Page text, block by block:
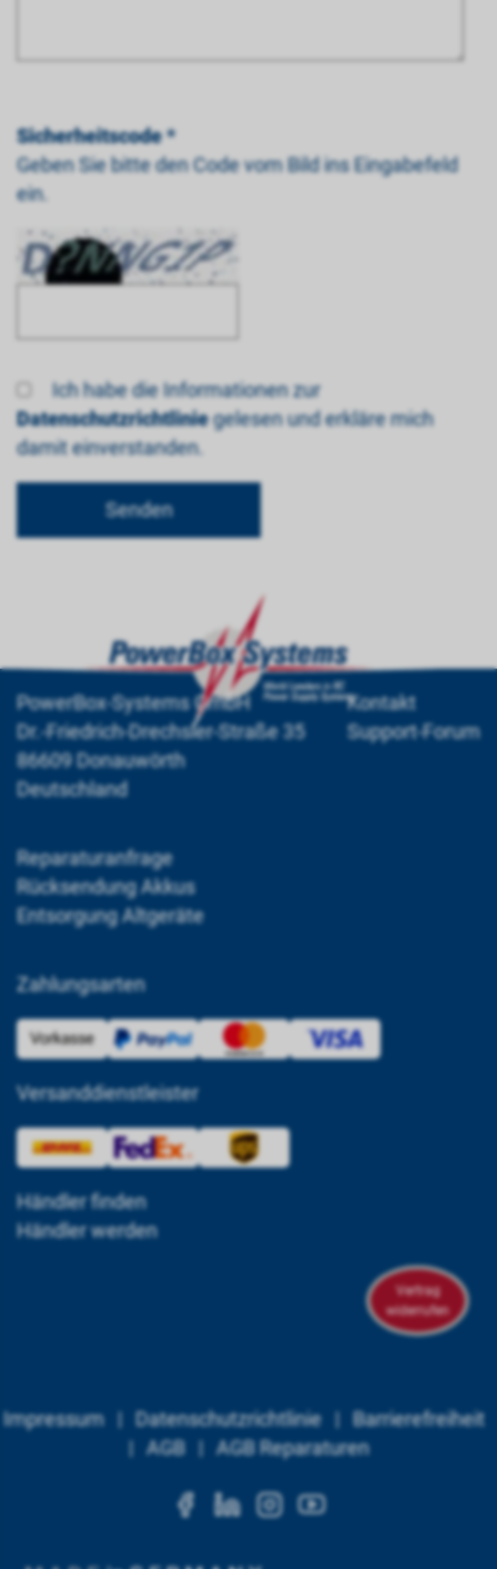
Sicherheitscode *
Geben Sie bitte den Code vom Bild ins Eingabefeld
ein.
Ich habe die Informationen zur
Datenschutzrichtliniegelesen und erkläre mich
damit einverstanden.
PowerBox-Systems GmbH
Dr.-Friedrich-Drechsler-Straße 35
86609 Donauwörth
Deutschland
Kontakt
Support-Forum
Reparaturanfrage
Rücksendung Akkus
Entsorgung Altgeräte
Zahlungsarten
Versanddienstleister
Händler finden
Händler werden
Vertrag
widerrufen
Impressum| Datenschutzrichtlinie|Barrierefreiheit
|AGB|AGB Reparaturen
https://
https://https://https://